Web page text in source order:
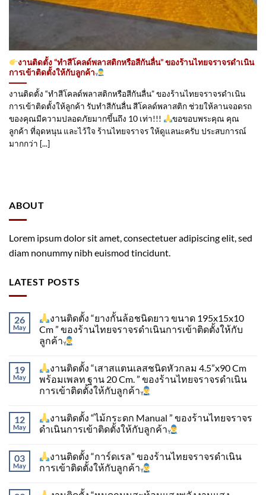
งานติดตั้ง “ทำสีโคลด์พลาสติกหรือสีกันลื่น” ของร้านไทยจราจรดำเนิน
การเข้าติดตั้ง​ให้กับลูกค้า
งานติดตั้ง “ทำสีโคลด์พลาสติกหรือสีกันลื่น” ของร้านไทยจราจรดำเนิน
การเข้าติดตั้ง​ให้ลูกค้า รับทำสีกันลื่น สีโคลด์พลาสติก ช่วยให้ลานจอดรถ
ของคุณมีความปลอดภัยมากขึ้นถึง 10 เท่า!!!
ขอขอบพระคุณ คุณ
ลูกค้า ที่อุดหนุน และไว้ใจ ร้านไทยจราจร ให้ดูแลนะครับ ประสบการณ์
มากกว่า [...]
ABOUT
Lorem ipsum dolor sit amet, consectetuer adipiscing elit, sed
diam nonummy nibh euismod tincidunt.
LATEST POSTS
26
May
งานติดตั้ง “ยางกั้นล้อชนิดยาว ขนาด 195x15x10
Cm ” ของร้านไทยจราจรดำเนินการเข้าติดตั้ง​ให้กับ
ลูกค้า
19
May
งานติดตั้ง “เสาสแตนเลสชนิดหัวกลม 4.5”x90 Cm
พร้อมเพลท ฐาน 20 Cm. ” ของร้านไทยจราจรดำเนิน
การเข้าติดตั้ง​ให้กับลูกค้า
12
May
งานติดตั้ง “ไม้กระดก Manual ” ของร้านไทยจราจร
ดำเนินการเข้าติดตั้ง​ให้กับลูกค้า
03
May
งานติดตั้ง “การ์ดเรล” ของร้านไทยจราจรดำเนิน
การเข้าติดตั้ง​ให้กับลูกค้า